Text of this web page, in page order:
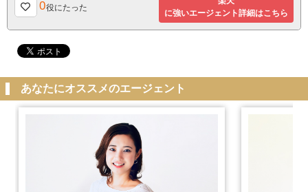
0役にたった
に強いエージェント詳細はこちら
あなたにオススメのエージェント